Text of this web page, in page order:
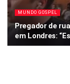
MUNDO GOSPEL
Pregador de
em Londres: